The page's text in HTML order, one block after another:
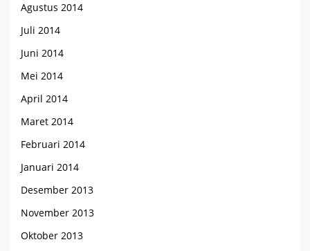
Agustus 2014
Juli 2014
Juni 2014
Mei 2014
April 2014
Maret 2014
Februari 2014
Januari 2014
Desember 2013
November 2013
Oktober 2013